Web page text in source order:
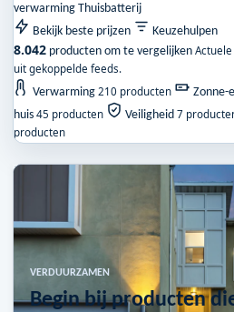
verwarming Thuisbatterij
Bekijk beste prijzen
Keuzehulpen
8.042 producten om te vergelijken
uit gekoppelde feeds.
Verwarming 210 producten Zonne-
huis 45 producten Veiligheid 7
producten
VERDUURZAMEN
Begin bij producten